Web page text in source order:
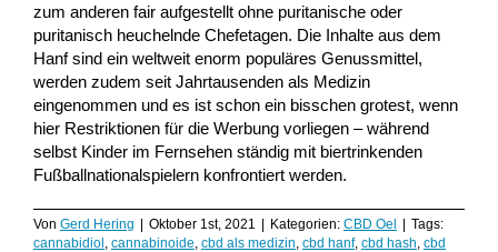
zum anderen fair aufgestellt ohne puritanische oder
puritanisch heuchelnde Chefetagen. Die Inhalte aus dem
Hanf sind ein weltweit enorm populäres Genussmittel,
werden zudem seit Jahrtausenden als Medizin
eingenommen und es ist schon ein bisschen grotest, wenn
hier Restriktionen für die Werbung vorliegen – während
selbst Kinder im Fernsehen ständig mit biertrinkenden
Fußballnationalspielern konfrontiert werden.
Von Gerd Hering | Oktober 1st, 2021 | Kategorien: CBD Oel | Tags:
cannabidiol, cannabinoide, cbd als medizin, cbd hanf, cbd hash, cbd